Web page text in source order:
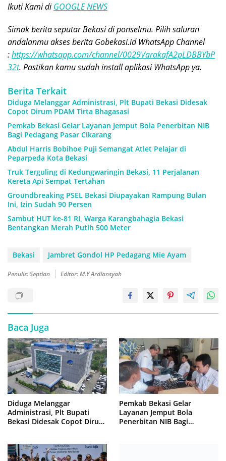
Ikuti Kami diGOOGLE NEWS
Simak berita seputar Bekasi di ponselmu. Pilih saluran
andalanmu akses berita Gobekasi.id WhatsApp Channel
:https://whatsapp.com/channel/0029VarakafA2pLDBBYbP
32t. Pastikan kamu sudah install aplikasi WhatsApp ya.
Berita Terkait
Diduga Melanggar Administrasi, Plt Bupati Bekasi Didesak
Copot Dirum PDAM Tirta Bhagasasi
Pemkab Bekasi Gelar Layanan Jemput Bola Penerbitan NIB
Bagi Pedagang Pasar Cikarang
Abdul Harris Bobihoe Puji Semangat Atlet Pelajar di
Peparpeda Kota Bekasi
Truk Terguling di Kedungwaringin Bekasi, 11 Perjalanan
Kereta Api Sempat Tertahan
Groundbreaking PSEL Bekasi Diupayakan Rampung Bulan
Ini, Izin Sudah 90 Persen
Sambut HUT ke-81 RI, Warga Karangbahagia Bekasi
Bentangkan Merah Putih 500 Meter
Bekasi Jambret Gondol HP Pedagang Mie Ayam
Penulis: Septian Editor: M.Y Ardiansyah
Baca Juga
Diduga Melanggar
Administrasi, Plt Bupati
Bekasi Didesak Copot Dirum
Pemkab Bekasi Gelar
Layanan Jemput Bola
Penerbitan NIB Bagi